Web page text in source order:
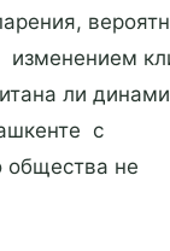
изменением
ли
с
общества не